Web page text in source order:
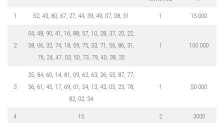
1 52, 43, 80, 67, 27, 44, 39, 49, 07, 08, 51 1 15 000
2
04, 48, 90, 41, 16, 88, 57, 10, 28, 37, 20, 22,
58, 06, 32, 74, 18, 59, 75, 33, 71, 56, 86, 31,
76, 24, 47, 03, 50, 73, 79, 40, 38, 35
1 100 000
3
25, 84, 60, 14, 81, 09, 62, 63, 26, 55, 87, 77,
36, 61, 45, 17, 69, 01, 54, 13, 42, 05, 23, 78,
82, 02, 34
1 50 000
4 15 2 3000